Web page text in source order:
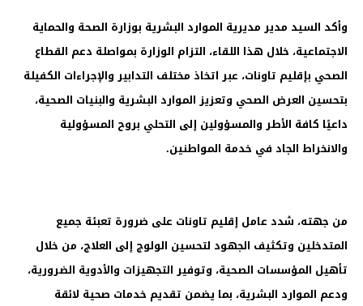
وأكد السيد مدير مديرية الموارد البشرية بوزارة الصحة والحماية
الاجتماعية، خلال هذا اللقاء، التزام الوزارة بمواصلة دعم القطاع
الصحي بإقليم تاونات، عبر اتخاذ مختلف التدابير والإجراءات الكفيلة
بتحسين العرض الصحي وتعزيز الموارد البشرية والبنيات الصحية،
داعيًا كافة الأطر والمسؤولين إلى التحلي بروح المسؤولية
والانخراط الجاد في خدمة المواطنين.
من جهته، شدد عامل إقليم تاونات على ضرورة تعبئة جميع
المتدخلين وتكثيف الجهود لتحسين الولوج إلى العلاج، من خلال
تأهيل المؤسسات الصحية، وتوفير التجهيزات والأدوية الضرورية،
ودعم الموارد البشرية، بما يضمن تقديم خدمات صحية لائقة